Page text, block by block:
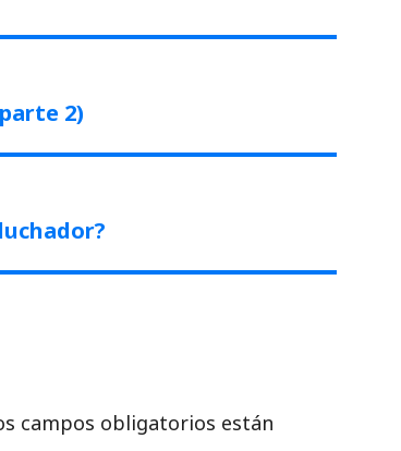
2)
campos obligatorios están